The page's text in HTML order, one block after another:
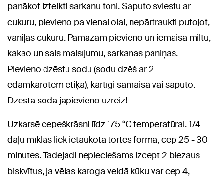
panākot izteikti sarkanu toni. Saputo sviestu ar
cukuru, pievieno pa vienai olai, nepārtraukti putojot,
vaniļas cukuru. Pamazām pievieno un iemaisa miltu,
kakao un sāls maisījumu, sarkanās paniņas.
Pievieno dzēstu sodu (sodu dzēš ar 2
ēdamkarotēm etiķa), kārtīgi samaisa vai saputo.
Dzēstā soda jāpievieno uzreiz!
Uzkarsē cepeškrāsni līdz 175 °C temperatūrai. 1/4
daļu mīklas liek ietaukotā tortes formā, cep 25 - 30
minūtes. Tādējādi nepieciešams izcept 2 biezaus
biskvītus, ja vēlas karoga veidā kūku var cep 4,